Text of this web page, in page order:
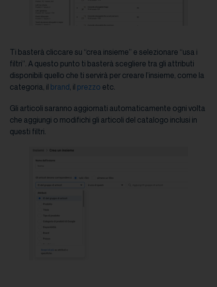
Ti basterà cliccare su “crea insieme” e selezionare “usa i
filtri”. A questo punto ti basterà scegliere tra gli attributi
disponibili quello che ti servirà per creare l’insieme, come la
categoria, il brand, il prezzo etc.
Gli articoli saranno aggiornati automaticamente ogni volta
che aggiungi o modifichi gli articoli del catalogo inclusi in
questi filtri.